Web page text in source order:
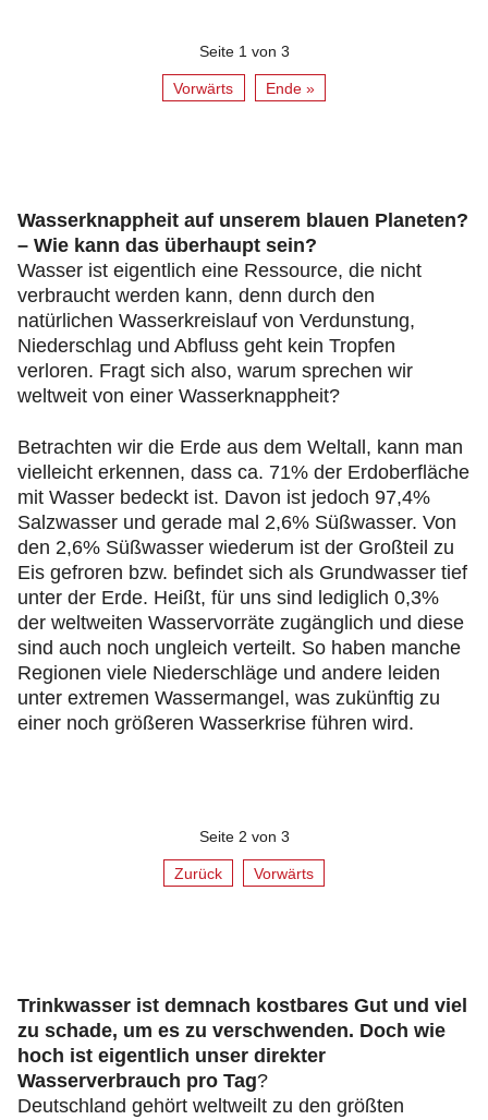
Seite 1 von 3
Vorwärts Ende »
Wasserknappheit auf unserem blauen Planeten?
– Wie kann das überhaupt sein?
Wasser ist eigentlich eine Ressource, die nicht
verbraucht werden kann, denn durch den
natürlichen Wasserkreislauf von Verdunstung,
Niederschlag und Abfluss geht kein Tropfen
verloren. Fragt sich also, warum sprechen wir
weltweit von einer Wasserknappheit?
Betrachten wir die Erde aus dem Weltall, kann man
vielleicht erkennen, dass ca. 71% der Erdoberfläche
mit Wasser bedeckt ist. Davon ist jedoch 97,4%
Salzwasser und gerade mal 2,6% Süßwasser. Von
den 2,6% Süßwasser wiederum ist der Großteil zu
Eis gefroren bzw. befindet sich als Grundwasser tief
unter der Erde. Heißt, für uns sind lediglich 0,3%
der weltweiten Wasservorräte zugänglich und diese
sind auch noch ungleich verteilt. So haben manche
Regionen viele Niederschläge und andere leiden
unter extremen Wassermangel, was zukünftig zu
einer noch größeren Wasserkrise führen wird.
Seite 2 von 3
Zurück Vorwärts
Trinkwasser ist demnach kostbares Gut und viel
zu schade, um es zu verschwenden. Doch wie
hoch ist eigentlich unser direkter
Wasserverbrauch pro Tag?
Deutschland gehört weltweilt zu den größten